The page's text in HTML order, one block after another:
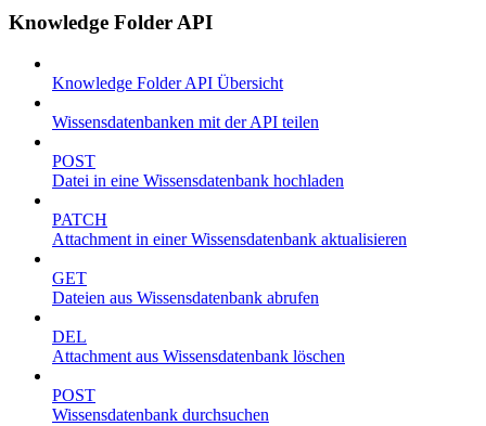
Knowledge Folder API
Knowledge Folder API Übersicht
Wissensdatenbanken mit der API teilen
POST
Datei in eine Wissensdatenbank hochladen
PATCH
Attachment in einer Wissensdatenbank aktualisieren
GET
Dateien aus Wissensdatenbank abrufen
DEL
Attachment aus Wissensdatenbank löschen
POST
Wissensdatenbank durchsuchen